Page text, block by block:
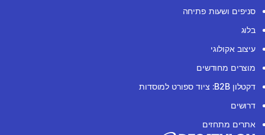
סניפים ושעות פתיחה
בלוג
עיצוב אקולוגי
מוצרים מחודשים
דקטלון B2B: ציוד ספורט למוסדות
דרושים
אתרים מתחזים